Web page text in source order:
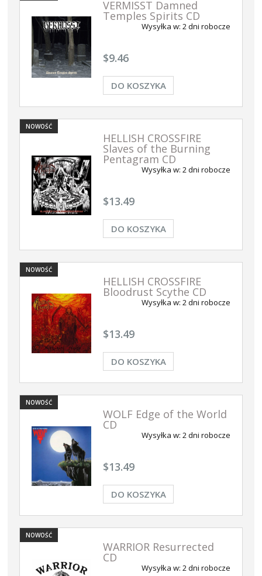
VERMISST Damned
Temples Spirits CD
Wysyłka w: 2 dni robocze
$9.46
DO KOSZYKA
HELLISH CROSSFIRE
Slaves of the Burning
Pentagram CD
Wysyłka w: 2 dni robocze
$13.49
DO KOSZYKA
NOWOŚĆ
HELLISH CROSSFIRE
Bloodrust Scythe CD
Wysyłka w: 2 dni robocze
$13.49
DO KOSZYKA
NOWOŚĆ
WOLF Edge of the World
CD
Wysyłka w: 2 dni robocze
$13.49
DO KOSZYKA
NOWOŚĆ
WARRIOR Resurrected
CD
Wysyłka w: 2 dni robocze
NOWOŚĆ